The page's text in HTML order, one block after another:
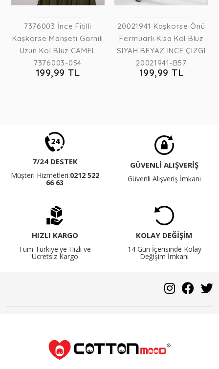
7376003 İnce Fitilli
Kaşkorse Manşeti Garnili
Uzun Kol Bluz CAMEL
7376003-054
199,99 TL
20021941 Kaşkorse Önü
Fermuarlı Kısa Kol Bluz
SIYAH BEYAZ INCE ÇIZGI
20021941-B57
199,99 TL
7/24 DESTEK
Müşteri Hizmetleri:0212 522
66 63
GÜVENLİ ALIŞVERİŞ
Güvenli Alışveriş İmkanı
HIZLI KARGO
Tüm Türkiye'ye Hızlı ve
Ücretsiz Kargo
KOLAY DEĞİŞİM
14 Gün İçerisinde Kolay
Değişim İmkanı